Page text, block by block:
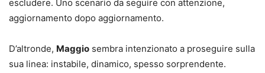
escludere. Uno scenario da seguire con attenzione,
aggiornamento dopo aggiornamento.
D’altronde, Maggio sembra intenzionato a proseguire sulla
sua linea: instabile, dinamico, spesso sorprendente.